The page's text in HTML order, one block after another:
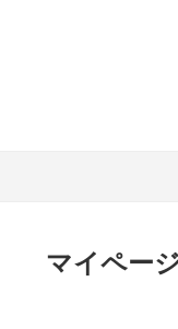
マイペー